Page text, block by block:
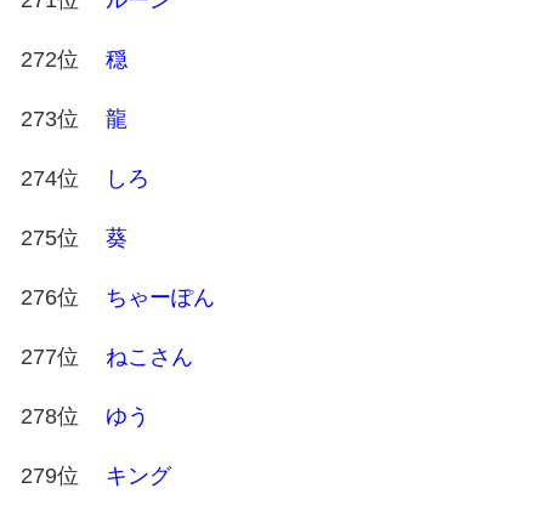
272位 穏
273位 龍
274位 しろ
275位 葵
276位 ちゃーぽん
277位 ねこさん
278位 ゆう
279位 キング